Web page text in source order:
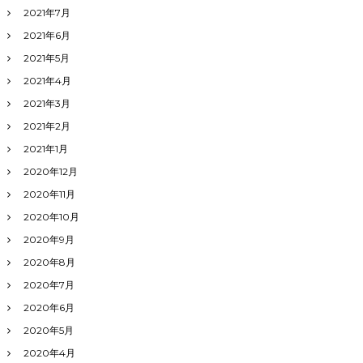
2021年7月
2021年6月
2021年5月
2021年4月
2021年3月
2021年2月
2021年1月
2020年12月
2020年11月
2020年10月
2020年9月
2020年8月
2020年7月
2020年6月
2020年5月
2020年4月